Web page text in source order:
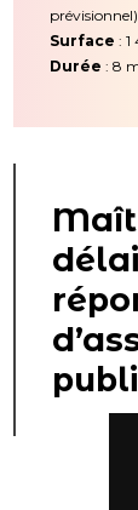
prévisionnel)
Surface : 1
Durée : 8